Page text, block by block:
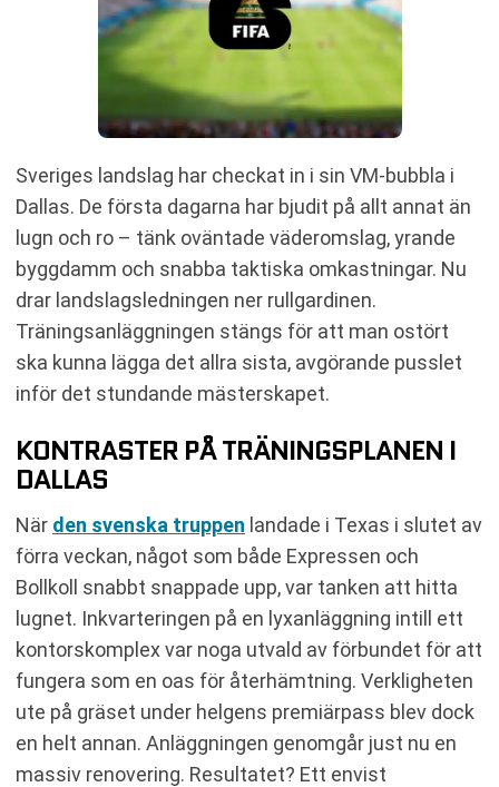
Sveriges landslag har checkat in i sin VM-bubbla i
Dallas. De första dagarna har bjudit på allt annat än
lugn och ro – tänk oväntade väderomslag, yrande
byggdamm och snabba taktiska omkastningar. Nu
drar landslagsledningen ner rullgardinen.
Träningsanläggningen stängs för att man ostört
ska kunna lägga det allra sista, avgörande pusslet
inför det stundande mästerskapet.
KONTRASTER PÅ TRÄNINGSPLANEN I
DALLAS
När den svenska truppen landade i Texas i slutet av
förra veckan, något som både Expressen och
Bollkoll snabbt snappade upp, var tanken att hitta
lugnet. Inkvarteringen på en lyxanläggning intill ett
kontorskomplex var noga utvald av förbundet för att
fungera som en oas för återhämtning. Verkligheten
ute på gräset under helgens premiärpass blev dock
en helt annan. Anläggningen genomgår just nu en
massiv renovering. Resultatet? Ett envist